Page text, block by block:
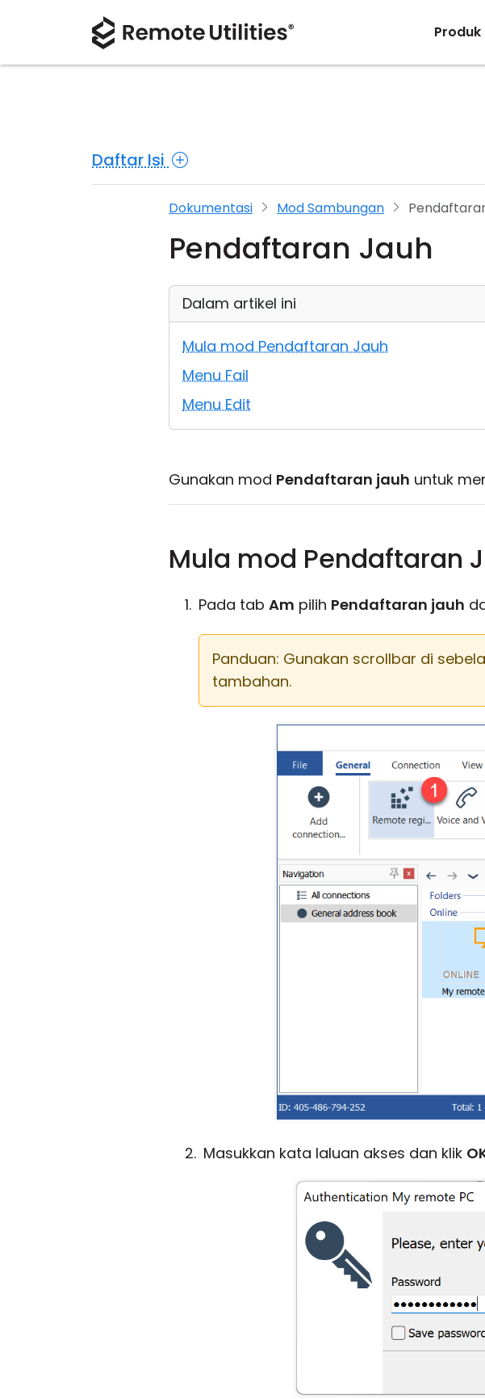
Produk
Daftar Isi
Dokumentasi Mod Sambungan
Pendaftaran Jauh
Dalam artikel ini
Mula mod Pendaftaran Jauh
Menu Fail
Menu Edit
Gunakan mod Pendaftaran jauh untuk
Mula mod Pendaftaran
Pada tab Am pilih Pendaftaran jauh
Panduan: Gunakan scrollbar di
tambahan.
Masukkan kata laluan akses dan klik